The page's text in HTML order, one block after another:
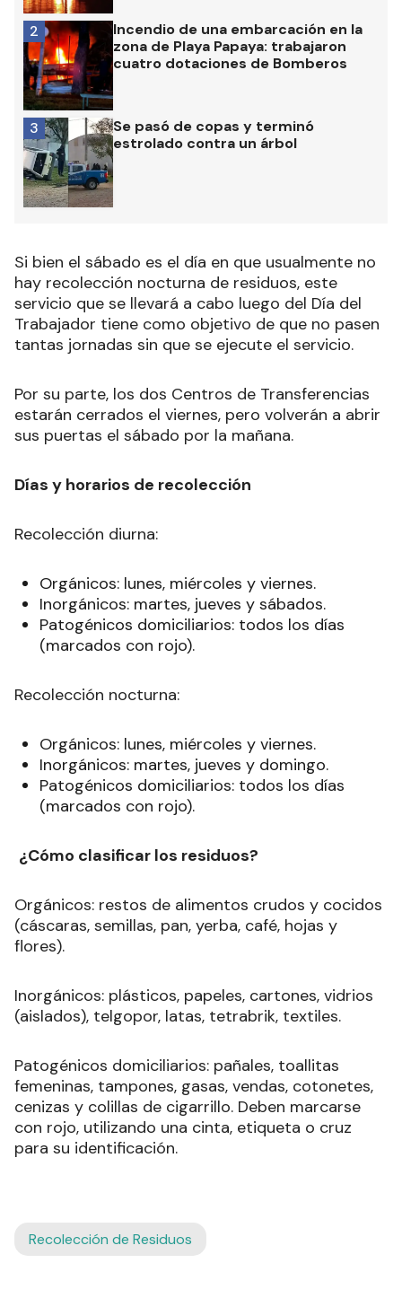
Incendio de una embarcación en la
zona de Playa Papaya: trabajaron
cuatro dotaciones de Bomberos
2
Se pasó de copas y terminó
estrolado contra un árbol
3
Si bien el sábado es el día en que usualmente no
hay recolección nocturna de residuos, este
servicio que se llevará a cabo luego del Día del
Trabajador tiene como objetivo de que no pasen
tantas jornadas sin que se ejecute el servicio.
Por su parte, los dos Centros de Transferencias
estarán cerrados el viernes, pero volverán a abrir
sus puertas el sábado por la mañana.
Días y horarios de recolección
Recolección diurna:
Orgánicos: lunes, miércoles y viernes.
Inorgánicos: martes, jueves y sábados.
Patogénicos domiciliarios: todos los días
(marcados con rojo).
Recolección nocturna:
Orgánicos: lunes, miércoles y viernes.
Inorgánicos: martes, jueves y domingo.
Patogénicos domiciliarios: todos los días
(marcados con rojo).
¿Cómo clasificar los residuos?
Orgánicos: restos de alimentos crudos y cocidos
(cáscaras, semillas, pan, yerba, café, hojas y
flores).
Inorgánicos: plásticos, papeles, cartones, vidrios
(aislados), telgopor, latas, tetrabrik, textiles.
Patogénicos domiciliarios: pañales, toallitas
femeninas, tampones, gasas, vendas, cotonetes,
cenizas y colillas de cigarrillo. Deben marcarse
con rojo, utilizando una cinta, etiqueta o cruz
para su identificación.
Recolección de Residuos